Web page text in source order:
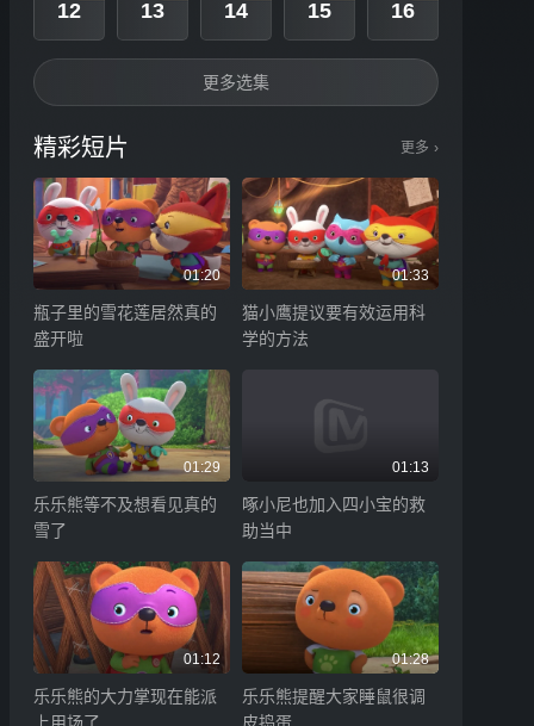
12 13 14 15 16
更多选集
精彩短片 更多 ›
01:20
瓶子里的雪花莲居然真的
盛开啦
01:33
猫小鹰提议要有效运用科
学的方法
01:29
乐乐熊等不及想看见真的
雪了
01:13
啄小尼也加入四小宝的救
助当中
01:12
乐乐熊的大力掌现在能派
01:28
乐乐熊提醒大家睡鼠很调